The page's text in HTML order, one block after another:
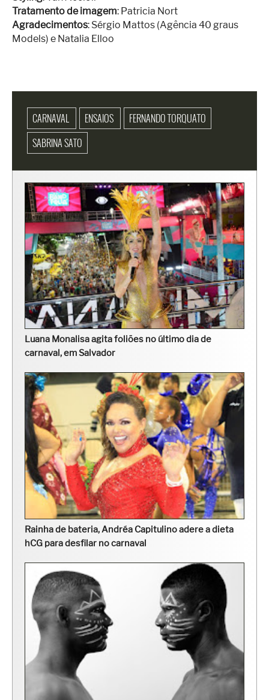
Tratamento de imagem: Patricia Nort
Agradecimentos: Sérgio Mattos (Agência 40 graus
Models) e Natalia Elloo
CARNAVAL ENSAIOS
FERNANDO TORQUATO
SABRINA SATO
Luana Monalisa agita foliões no último dia de
carnaval, em Salvador
Rainha de bateria, Andréa Capitulino adere a dieta
hCG para desfilar no carnaval